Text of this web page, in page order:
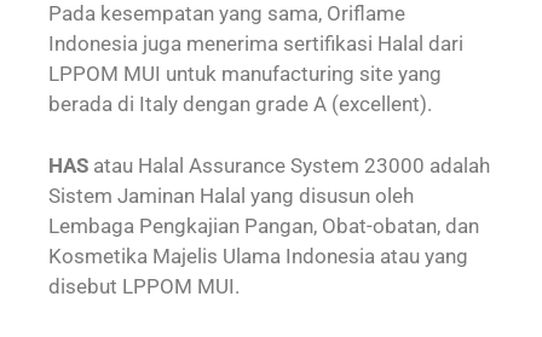
Pada kesempatan yang sama, Oriflame
Indonesia juga menerima sertifikasi Halal dari
LPPOM MUI untuk manufacturing site yang
berada di Italy dengan grade A (excellent).
HAS atau Halal Assurance System 23000 adalah
Sistem Jaminan Halal yang disusun oleh
Lembaga Pengkajian Pangan, Obat-obatan, dan
Kosmetika Majelis Ulama Indonesia atau yang
disebut LPPOM MUI.